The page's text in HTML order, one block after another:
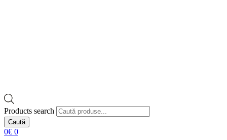
Products search
Caută
0€ 0